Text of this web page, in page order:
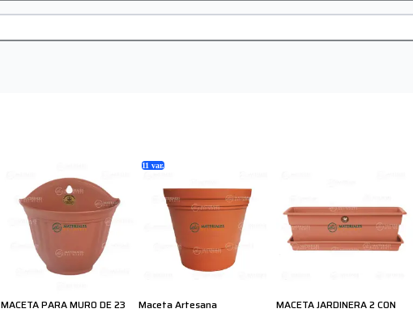
MACETA PARA MURO DE 23
11 var.
Maceta Artesana
MACETA JARDINERA 2 CON